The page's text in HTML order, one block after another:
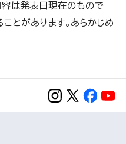
容は発表日現在のもので
とがあります。あらかじめ